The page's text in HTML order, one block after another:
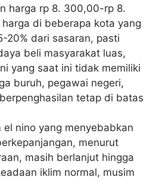
harga rp 8. 300,00-rp 8.
di beberapa kota yang
20% dari sasaran, pasti
beli masyarakat luas,
yang saat ini tidak memiliki
buruh, pegawai negeri,
tetap di batas
el nino yang menyebabkan
menurut
masih berlanjut hingga
iklim normal, musim